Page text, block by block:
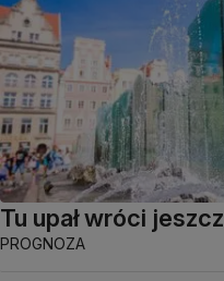
Tu upał wróci
PROGNOZA